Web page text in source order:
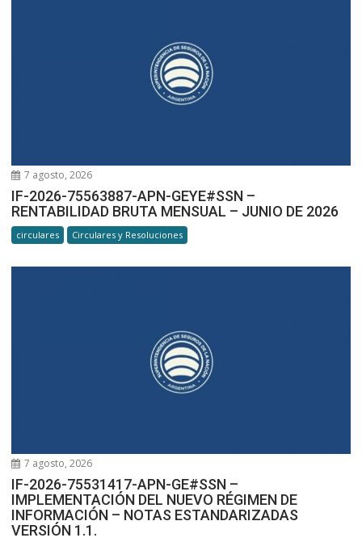
7 agosto, 2026
IF-2026-75563887-APN-GEYE#SSN –
RENTABILIDAD BRUTA MENSUAL – JUNIO DE 2026
circulares Circulares y Resoluciones
7 agosto, 2026
IF-2026-75531417-APN-GE#SSN –
IMPLEMENTACIÓN DEL NUEVO RÉGIMEN DE
INFORMACIÓN – NOTAS ESTANDARIZADAS
VERSIÓN 1.1.